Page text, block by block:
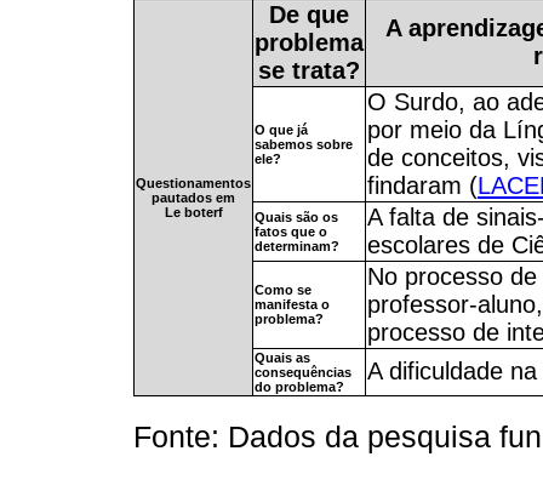
Questionamentos
pautados em
Le boterf
De que
problema
se trata?
A
O que já
sabemos sobre
ele?
O Surdo, ao
por meio da
de conceitos,
findaram (
Quais são os
fatos que o
determinam?
A falta de
escolares de
Como se
manifesta o
problema?
No processo
professor-
processo de
Quais as
consequências
do problema?
A dificuldade
Fonte: Dados da pesquisa